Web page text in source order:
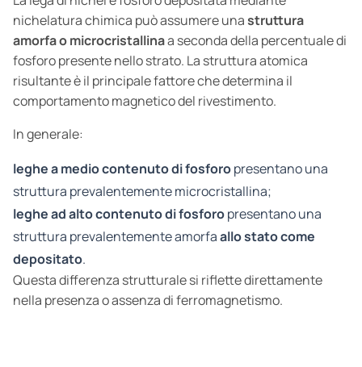
nichelatura chimica può assumere unastruttura
amorfa o microcristallinaa seconda della percentuale di
fosforo presente nello strato. La struttura atomica
risultante è il principale fattore che determina il
comportamento magnetico del rivestimento.
In generale:
leghe a medio contenuto di fosforopresentano una
struttura prevalentemente microcristallina;
leghe ad alto contenuto di fosforopresentano una
struttura prevalentemente amorfaallo stato come
depositato.
Questa differenza strutturale si riflette direttamente
nella presenza o assenza di ferromagnetismo.